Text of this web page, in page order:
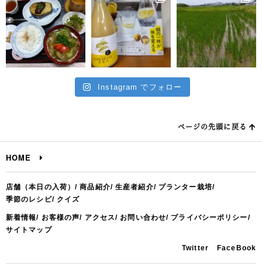
Instagram でフォロー
ページの先頭に戻る
HOME
店舗（本日の入荷） 商品紹介 生産者紹介
プランター栽培
季節のレシピ
クイズ
新着情報 お客様の声 アクセス お問い合わせ
プライバシーポリシー
サイトマップ
Twitter FaceBook